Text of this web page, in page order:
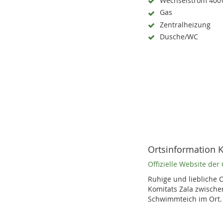
Gas
Zentralheizung
Dusche/WC
Ortsinformation
Offizielle Website der
Ruhige und liebliche
Komitats Zala
Schwimmteich im Ort.